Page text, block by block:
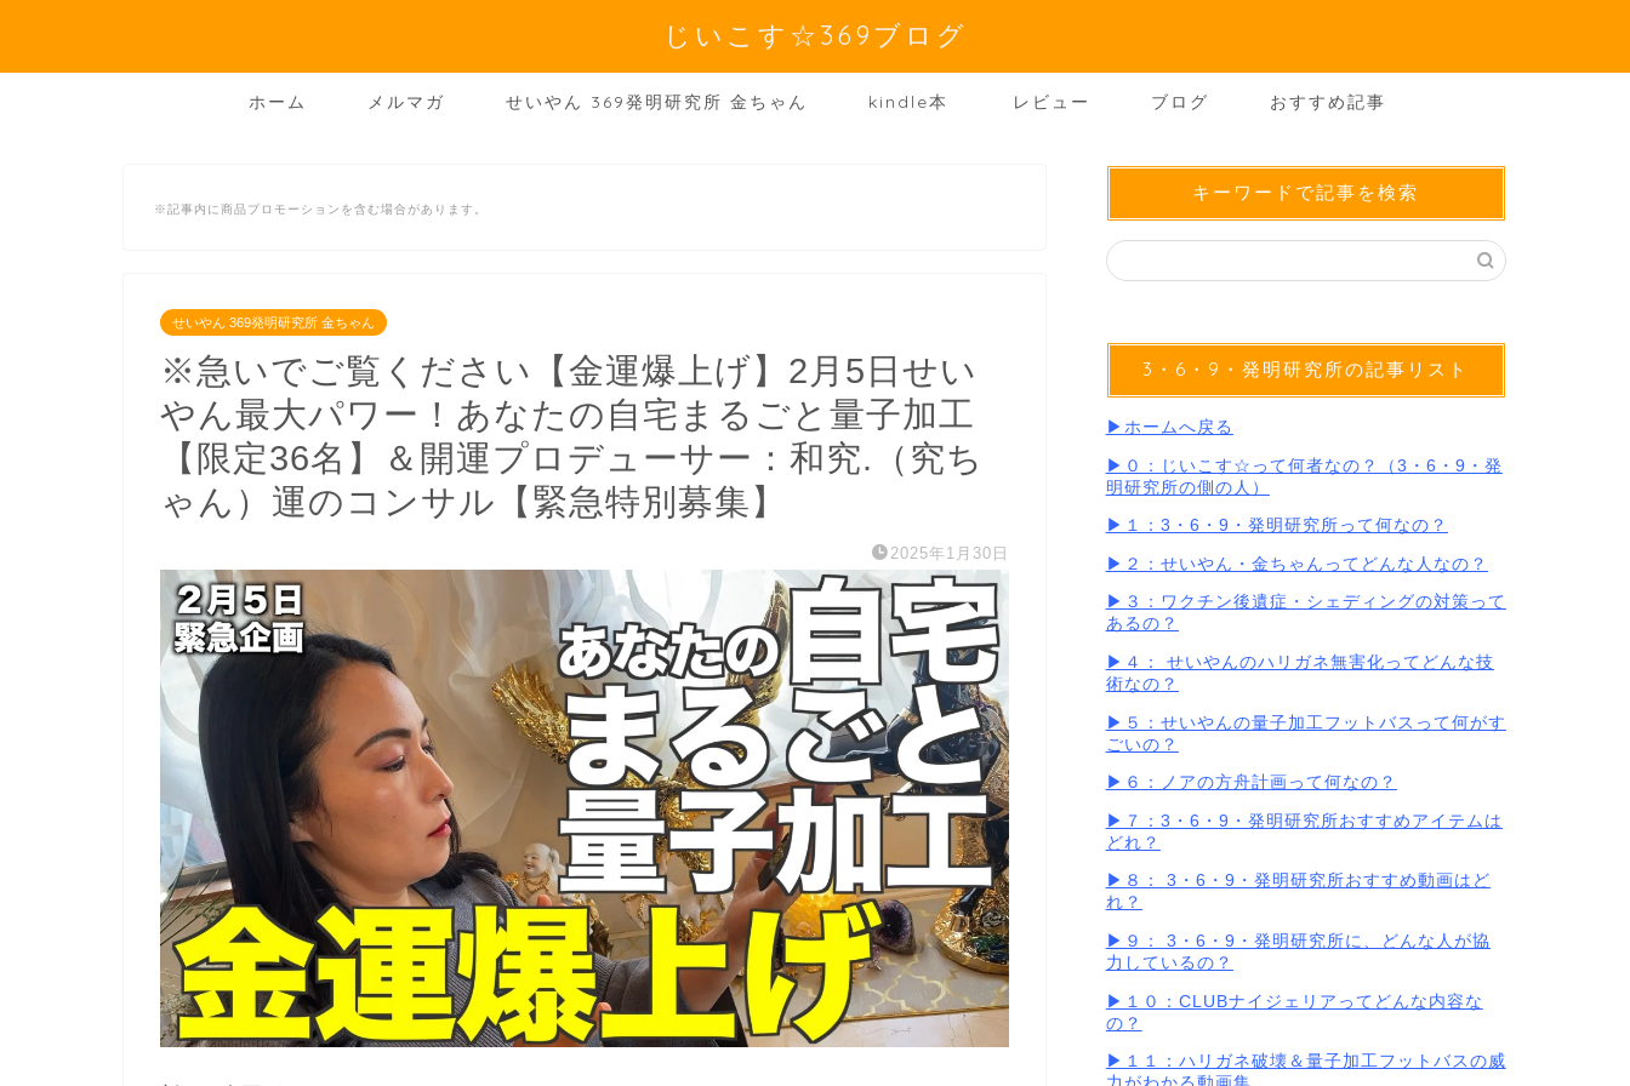
じいこす☆369ブログ
ホーム メルマガ せいやん 369発明研究所 金ちゃん kindle本 レビュー ブログ おすすめ記事
※記事内に商品プロモーションを含む場合があります。
せいやん 369発明研究所 金ちゃん
※急いでご覧ください【金運爆上げ】2月5日せい
やん最大パワー！あなたの自宅まるごと量子加工
【限定36名】＆開運プロデューサー：和究.（究ち
ゃん）運のコンサル【緊急特別募集】
2025年1月30日
キーワードで記事を検索
3・6・9・発明研究所の記事リスト
▶︎ホームへ戻る
▶︎０：じいこす☆って何者なの？（3・6・9・発
明研究所の側の人）
▶︎１：3・6・9・発明研究所って何なの？
▶︎２：せいやん・金ちゃんってどんな人なの？
▶︎３：ワクチン後遺症・シェディングの対策って
あるの？
▶︎４： せいやんのハリガネ無害化ってどんな技
術なの？
▶︎５：せいやんの量子加工フットバスって何がす
ごいの？
▶︎６：ノアの方舟計画って何なの？
▶︎７：3・6・9・発明研究所おすすめアイテムは
どれ？
▶︎８： 3・6・9・発明研究所おすすめ動画はど
れ？
▶︎９： 3・6・9・発明研究所に、どんな人が協
力しているの？
▶︎１０：CLUBナイジェリアってどんな内容な
の？
▶︎１１：ハリガネ破壊＆量子加工フットバスの威